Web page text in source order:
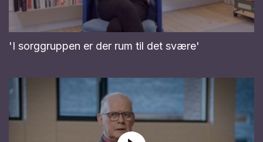
'I sorggruppen er der rum til det svære'